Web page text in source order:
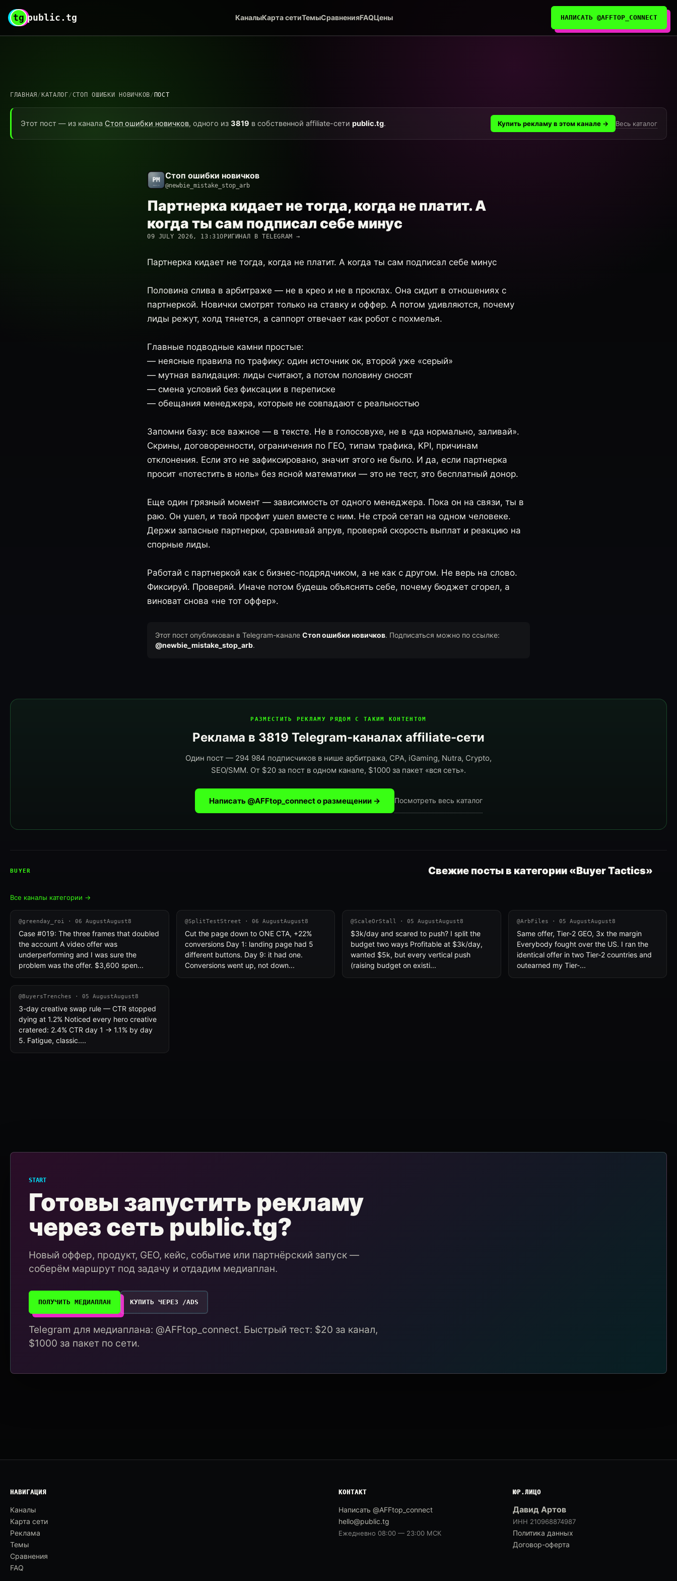
tg public.tg КаналыКарта сетиТемыСравненияFAQЦены НАПИСАТЬ @AFFTOP_CONNECT
ГЛАВНАЯ / КАТАЛОГ/СТОП ОШИБКИ НОВИЧКОВ/ ПОСТ
Этот пост — из канала Стоп ошибки новичков, одного из 3819 в собственной affiliate-сети public.tg. Купить рекламу в этом канале → Весь каталог
Стоп ошибки новичков
@newbie_mistake_stop_arb
Партнерка кидает не тогда, когда не платит. А
когда ты сам подписал себе минус
09 JULY 2026, 13:31ОРИГИНАЛ В TELEGRAM →
Партнерка кидает не тогда, когда не платит. А когда ты сам подписал себе минус
Половина слива в арбитраже — не в крео и не в проклах. Она сидит в отношениях с
партнеркой. Новички смотрят только на ставку и оффер. А потом удивляются, почему
лиды режут, холд тянется, а саппорт отвечает как робот с похмелья.
Главные подводные камни простые:
— неясные правила по трафику: один источник ок, второй уже «серый»
— мутная валидация: лиды считают, а потом половину сносят
— смена условий без фиксации в переписке
— обещания менеджера, которые не совпадают с реальностью
Запомни базу: все важное — в тексте. Не в голосовухе, не в «да нормально, заливай».
Скрины, договоренности, ограничения по ГЕО, типам трафика, KPI, причинам
отклонения. Если это не зафиксировано, значит этого не было. И да, если партнерка
просит «потестить в ноль» без ясной математики — это не тест, это бесплатный донор.
Еще один грязный момент — зависимость от одного менеджера. Пока он на связи, ты в
раю. Он ушел, и твой профит ушел вместе с ним. Не строй сетап на одном человеке.
Держи запасные партнерки, сравнивай апрув, проверяй скорость выплат и реакцию на
спорные лиды.
Работай с партнеркой как с бизнес-подрядчиком, а не как с другом. Не верь на слово.
Фиксируй. Проверяй. Иначе потом будешь объяснять себе, почему бюджет сгорел, а
виноват снова «не тот оффер».
Этот пост опубликован в Telegram-канале Стоп ошибки новичков. Подписаться можно по ссылке:
@newbie_mistake_stop_arb.
РАЗМЕСТИТЬ РЕКЛАМУ РЯДОМ С ТАКИМ КОНТЕНТОМ
Реклама в 3819 Telegram-каналах affiliate-сети
Один пост — 294 984 подписчиков в нише арбитража, CPA, iGaming, Nutra, Crypto,
SEO/SMM. От $20 за пост в одном канале, $1000 за пакет «вся сеть».
Написать @AFFtop_connect о размещении → Посмотреть весь каталог
BUYER Свежие посты в категории «Buyer Tactics»
Все каналы категории →
@greenday_roi · 06 AugustAugust8
Case #019: The three frames that doubled
the account A video offer was
underperforming and I was sure the
problem was the offer. $3,600 spen...
@SplitTestStreet · 06 AugustAugust8
Cut the page down to ONE CTA, +22%
conversions Day 1: landing page had 5
different buttons. Day 9: it had one.
Conversions went up, not down...
@ScaleOrStall · 05 AugustAugust8
$3k/day and scared to push? I split the
budget two ways Profitable at $3k/day,
wanted $5k, but every vertical push
(raising budget on existi...
@ArbFiles · 05 AugustAugust8
Same offer, Tier-2 GEO, 3x the margin
Everybody fought over the US. I ran the
identical offer in two Tier-2 countries and
outearned my Tier-...
@BuyersTrenches · 05 AugustAugust8
3-day creative swap rule — CTR stopped
dying at 1.2% Noticed every hero creative
cratered: 2.4% CTR day 1 → 1.1% by day
5. Fatigue, classic....
START
Готовы запустить рекламу
через сеть public.tg?
Новый оффер, продукт, GEO, кейс, событие или партнёрский запуск —
соберём маршрут под задачу и отдадим медиаплан.
ПОЛУЧИТЬ МЕДИАПЛАН КУПИТЬ ЧЕРЕЗ /ADS
Telegram для медиаплана: @AFFtop_connect. Быстрый тест: $20 за канал,
$1000 за пакет по сети.
НАВИГАЦИЯ
Каналы
Карта сети
Реклама
Темы
Сравнения
FAQ
КОНТАКТ
Написать @AFFtop_connect
hello@public.tg
Ежедневно 08:00 — 23:00 МСК
ЮР.ЛИЦО
Давид Артов
ИНН 210968874987
Политика данных
Договор-оферта